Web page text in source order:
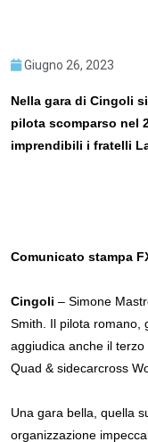
Giugno 26, 2023
Nella gara di Cingoli
pilota scomparso nel
imprendibili i fratelli
Comunicato stampa
Cingoli – Simone
Smith. Il pilota romano,
aggiudica anche il
Quad & sidecarcross
Una gara bella, quella
organizzazione